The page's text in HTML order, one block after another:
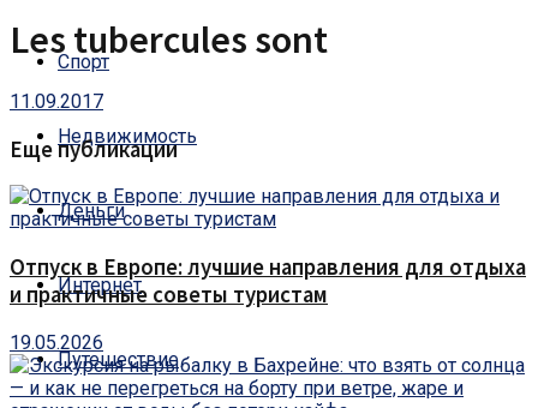
Спорт
Недвижимость
Деньги
Интернет
Путешествие
Les tubercules sont
11.09.2017
Еще публикации
Отпуск в Европе: лучшие направления для отдыха
и практичные советы туристам
19.05.2026